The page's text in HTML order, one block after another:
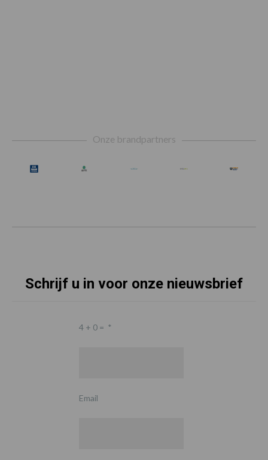
Onze brandpartners
Schrijf u in voor onze nieuwsbrief
4 + 0 = *
Email